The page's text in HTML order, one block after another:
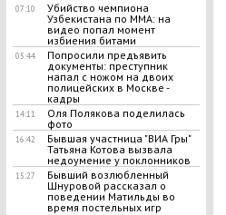
07:10
Убийство чемпиона
Узбекистана по MMA: на
видео попал момент
избиения битами
05:44
Попросили предъявить
документы: преступник
напал с ножом на двоих
полицейских в Москве -
кадры
14:11
Оля Полякова поделилась
фото
16:42
Бывшая участница "ВИА Гры"
Татьяна Котова вызвала
недоумение у поклонников
15:27
Бывший возлюбленный
Шнуровой рассказал о
поведении Матильды во
время постельных игр